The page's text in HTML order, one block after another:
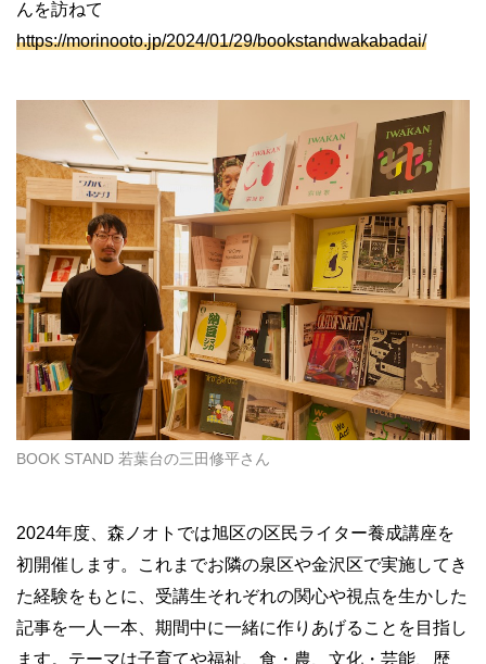
んを訪ねて
https://morinooto.jp/2024/01/29/bookstandwakabadai/
BOOK STAND 若葉台の三田修平さん
2024年度、森ノオトでは旭区の区民ライター養成講座を
初開催します。これまでお隣の泉区や金沢区で実施してき
た経験をもとに、受講生それぞれの関心や視点を生かした
記事を一人一本、期間中に一緒に作りあげることを目指し
ます。テーマは子育てや福祉、食・農、文化・芸能、歴